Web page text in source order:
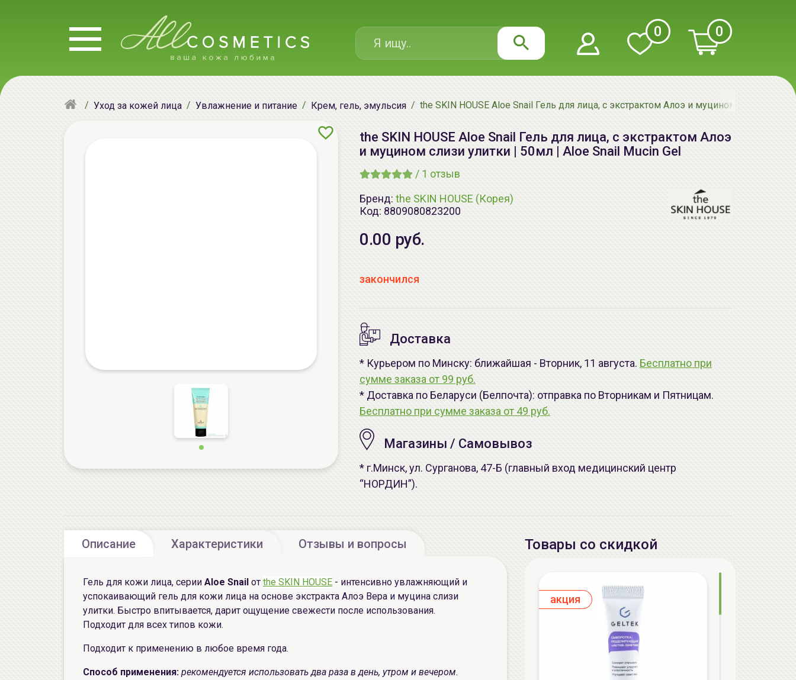
0 0
Уход за кожей лица Увлажнение и питание Крем, гель, эмульсия the SKIN HOUSE Aloe Snail Гель для лица, с экстрактом Алоэ и муцином слизи
the SKIN HOUSE Aloe Snail Гель для лица, с экстрактом Алоэ
и муцином слизи улитки | 50мл | Aloe Snail Mucin Gel
/ 1 отзыв
Бренд: the SKIN HOUSE (Корея)
Код: 8809080823200
0.00 руб.
закончился
Доставка
* Курьером по Минску: ближайшая - Вторник, 11 августа. Бесплатно при
сумме заказа от 99 руб.
* Доставка по Беларуси (Белпочта): отправка по Вторникам и Пятницам.
Бесплатно при сумме заказа от 49 руб.
Магазины / Самовывоз
* г.Минск, ул. Сурганова, 47-Б (главный вход медицинский центр
“НОРДИН”).
Описание Характеристики Отзывы и вопросы
Гель для кожи лица, серии Aloe Snail от the SKIN HOUSE - интенсивно увлажняющий и
успокаивающий гель для кожи лица на основе экстракта Алоэ Вера и муцина слизи
улитки. Быстро впитывается, дарит ощущение свежести после использования.
Подходит для всех типов кожи.
Подходит к применению в любое время года.
Способ применения: рекомендуется использовать два раза в день, утром и вечером.
Товары со скидкой
aкция